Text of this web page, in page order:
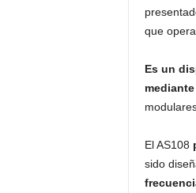
que
Es un
El AS108
sido